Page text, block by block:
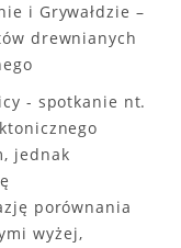
i Grywałdzie –
drewnianych
- spotkanie nt.
jednak
porównania
wyżej,